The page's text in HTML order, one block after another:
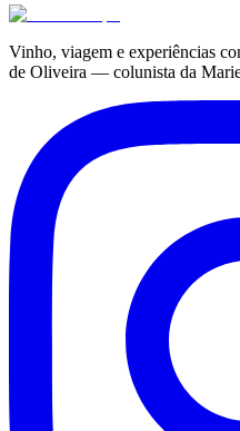
Vinho, viagem e experiências
de Oliveira — colunista da